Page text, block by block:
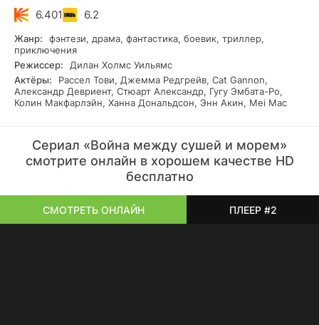
бесплатно.
6.401 6.2
Жанр:
фэнтези, драма, фантастика, боевик, триллер,
приключения
Режиссер:
Дилан Холмс Уильямс
Актёры:
Рассел Тови, Джемма Редгрейв, Cat Gannon,
Александр Девриент, Стюарт Александр, Гугу Эмбата-Ро,
Колин Макфарлэйн, Ханна Дональдсон, Энн Акин, Mei Mac
Сериал «Война между сушей и морем»
смотрите онлайн в хорошем качестве HD
бесплатно
СМОТРЕТЬ ОНЛАЙН ПЛЕЕР #2